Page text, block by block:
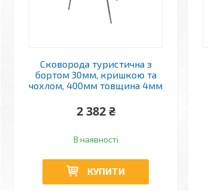
Сковорода туристична з
бортом 30мм, кришкою та
чохлом, 400мм товщина 4мм
2 382 ₴
В наявності
КУПИТИ